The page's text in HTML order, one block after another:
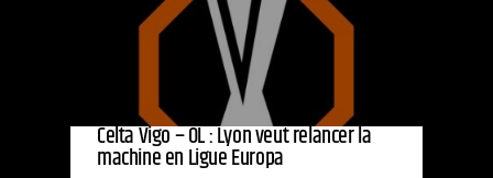
Celta Vigo – OL : Lyon veut relancer la
machine en Ligue Europa